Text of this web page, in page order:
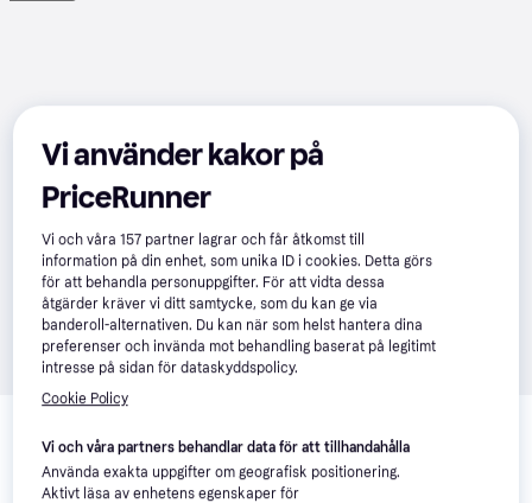
Relaterade produkter
Vi har plockat fram ett urval av produkter som kanske skulle
intressera dig. Visa alla
Vi använder kakor på
PriceRunner
Vi och våra157 partner lagrar och får åtkomst till
information på din enhet, som unika ID i cookies. Detta görs
för att behandla personuppgifter. För att vidta dessa
åtgärder kräver vi ditt samtycke, som du kan ge via
banderoll-alternativen. Du kan när som helst hantera dina
preferenser och invända mot behandling baserat på legitimt
intresse på sidan för dataskyddspolicy.
Cookie Policy
Vi och våra partners behandlar data för att tillhandahålla
Använda exakta uppgifter om geografisk positionering.
Aktivt läsa av enhetens egenskaper för